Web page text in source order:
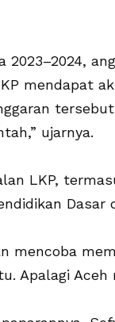
2023–2024,
mendapat
ujarnya.
LKP,
Dasar
mencoba
Apalagi